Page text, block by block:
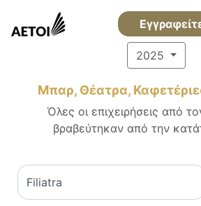
2025
Μπαρ, Θέατρα,
Όλες οι επιχειρήσεις από
βραβεύτηκαν από την